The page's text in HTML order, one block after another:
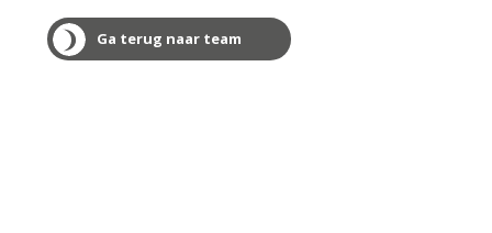
Ga terug naar team